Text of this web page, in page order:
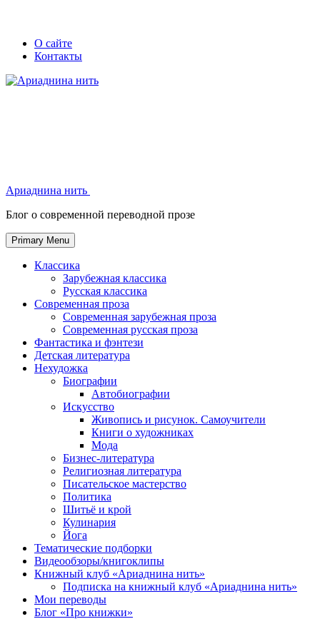
Skip
Secondary
left
navigation
Secondary
right
navigation
О сайте
Контакты
Ариаднина нить
Блог о современной переводной прозе
Primary Menu
Классика
Зарубежная классика
Русская классика
Современная проза
Современная зарубежная проза
Современная русская проза
Фантастика и фэнтези
Детская литература
Нехудожка
Биографии
Автобиографии
Искусство
Живопись и рисунок. Самоучители
Книги о художниках
Мода
Бизнес-литература
Религиозная литература
Писательское мастерство
Политика
Шитьё и крой
Кулинария
Йога
Тематические подборки
Видеообзоры/книгоклипы
Книжный клуб «Ариаднина нить»
Подписка на книжный клуб «Ариаднина нить»
Мои переводы
Блог «Про книжки»